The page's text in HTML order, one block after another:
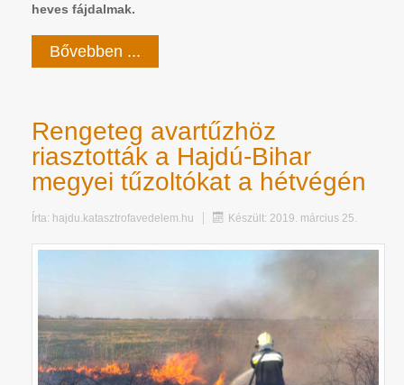
heves fájdalmak.
Bővebben ...
Rengeteg avartűzhöz
riasztották a Hajdú-Bihar
megyei tűzoltókat a hétvégén
Írta: hajdu.katasztrofavedelem.hu Készült: 2019. március 25.